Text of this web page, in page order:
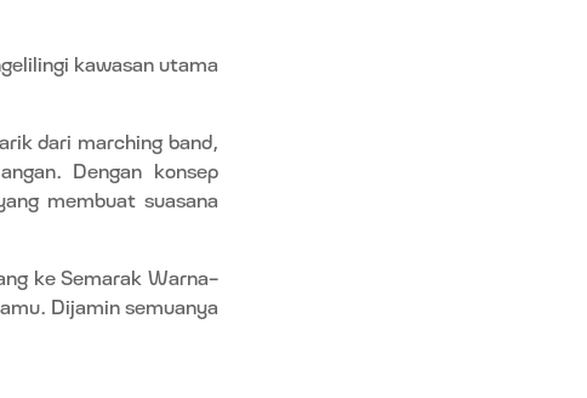
kawasan utama
dari marching band,
Dengan konsep
membuat suasana
ke Semarak Warna-
Dijamin semuanya